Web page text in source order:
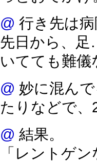
@ 行き先は
先日から、
いてても難
@ 妙に混ん
たりなどで、
@ 結果。
「レントゲ